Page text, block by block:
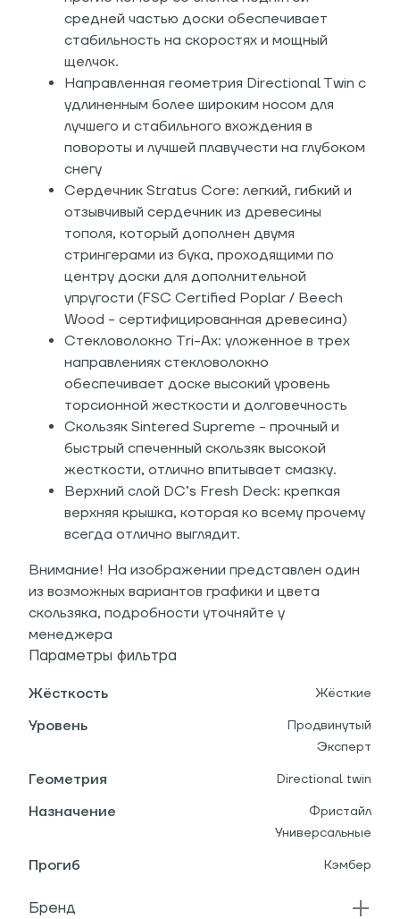
средней частью доски обеспечивает
стабильность на скоростях и мощный
щелчок.
Направленная геометрия Directional Twin с
удлиненным более широким носом для
лучшего и стабильного вхождения в
повороты и лучшей плавучести на глубоком
снегу
Сердечник Stratus Core: легкий, гибкий и
отзывчивый сердечник из древесины
тополя, который дополнен двумя
стрингерами из бука, проходящими по
центру доски для дополнительной
упругости (FSC Certified Poplar / Beech
Wood - сертифицированная древесина)
Стекловолокно Tri-Ax: уложенное в трех
направлениях стекловолокно
обеспечивает доске высокий уровень
торсионной жесткости и долговечность
Скользяк Sintered Supreme - прочный и
быстрый спеченный скользяк высокой
жесткости, отлично впитывает смазку.
Верхний слой DC’s Fresh Deck: крепкая
верхняя крышка, которая ко всему прочему
всегда отлично выглядит.
Внимание! На изображении представлен один
из возможных вариантов графики и цвета
скользяка, подробности уточняйте у
менеджера
Параметры фильтра
Жёсткость Жёсткие
Уровень
Продвинутый
Эксперт
Геометрия Directional twin
Назначение
Фристайл
Универсальные
Прогиб Кэмбер
Бренд